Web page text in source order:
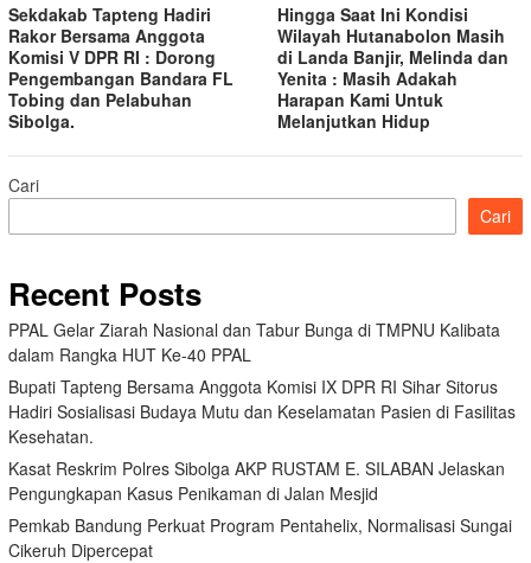
Sekdakab Tapteng Hadiri
Rakor Bersama Anggota
Komisi V DPR RI : Dorong
Pengembangan Bandara FL
Tobing dan Pelabuhan
Sibolga.
Hingga Saat Ini Kondisi
Wilayah Hutanabolon Masih
di Landa Banjir, Melinda dan
Yenita : Masih Adakah
Harapan Kami Untuk
Melanjutkan Hidup
Cari
Cari
Recent Posts
PPAL Gelar Ziarah Nasional dan Tabur Bunga di TMPNU Kalibata
dalam Rangka HUT Ke-40 PPAL
Bupati Tapteng Bersama Anggota Komisi IX DPR RI Sihar Sitorus
Hadiri Sosialisasi Budaya Mutu dan Keselamatan Pasien di Fasilitas
Kesehatan.
Kasat Reskrim Polres Sibolga AKP RUSTAM E. SILABAN Jelaskan
Pengungkapan Kasus Penikaman di Jalan Mesjid
Pemkab Bandung Perkuat Program Pentahelix, Normalisasi Sungai
Cikeruh Dipercepat